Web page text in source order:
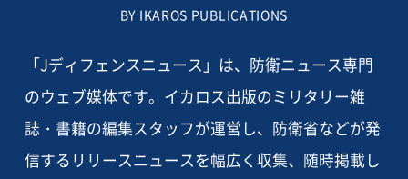
BY IKAROS PUBLICATIONS
「Jディフェンスニュース」は、防衛ニュース専門
のウェブ媒体です。イカロス出版のミリタリー雑
誌・書籍の編集スタッフが運営し、防衛省などが発
信するリリースニュースを幅広く収集、随時掲載し